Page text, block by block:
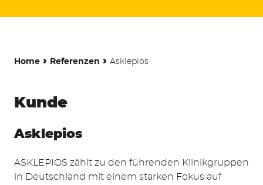
Home › Referenzen › Asklepios
Kunde
Asklepios
ASKLEPIOS zählt zu den führenden Klinikgruppen
in Deutschland mit einem starken Fokus auf